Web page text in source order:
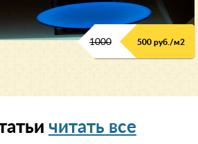
1000 500 руб./м2
читать все